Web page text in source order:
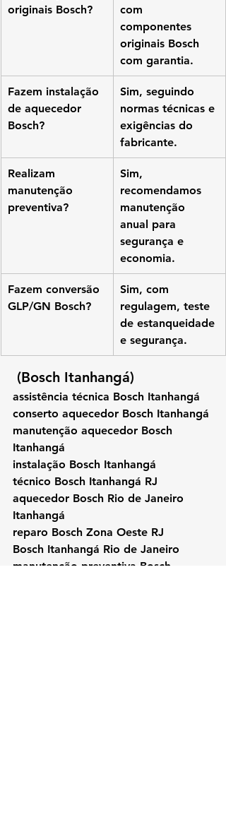
originais Bosch?
com
componentes
originais Bosch
com garantia.
Fazem instalação
de aquecedor
Bosch?
Sim, seguindo
normas técnicas e
exigências do
fabricante.
Realizam
manutenção
preventiva?
Sim,
recomendamos
manutenção
anual para
segurança e
economia.
Fazem conversão
GLP/GN Bosch?
Sim, com
regulagem, teste
de estanqueidade
e segurança.
(Bosch Itanhangá)
assistência técnica Bosch Itanhangá
conserto aquecedor Bosch Itanhangá
manutenção aquecedor Bosch
Itanhangá
instalação Bosch Itanhangá
técnico Bosch Itanhangá RJ
aquecedor Bosch Rio de Janeiro
Itanhangá
reparo Bosch Zona Oeste RJ
Bosch Itanhangá Rio de Janeiro
manutenção preventiva Bosch